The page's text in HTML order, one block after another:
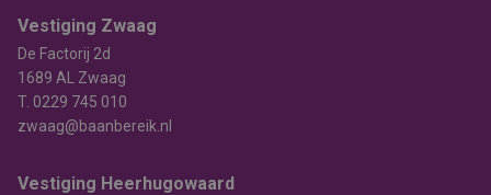
Vestiging Zwaag
De Factorij 2d
1689 AL Zwaag
T. 0229 745 010
zwaag@baanbereik.nl
Vestiging Heerhugowaard